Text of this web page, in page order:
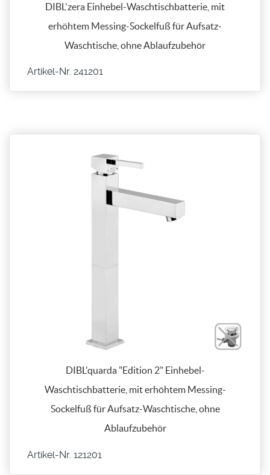
DIBL'zera Einhebel-Waschtischbatterie, mit
erhöhtem Messing-Sockelfuß für Aufsatz-
Waschtische, ohne Ablaufzubehör
Artikel-Nr. 241201
DIBL'quarda "Edition 2" Einhebel-
Waschtischbatterie, mit erhöhtem Messing-
Sockelfuß für Aufsatz-Waschtische, ohne
Ablaufzubehör
Artikel-Nr. 121201